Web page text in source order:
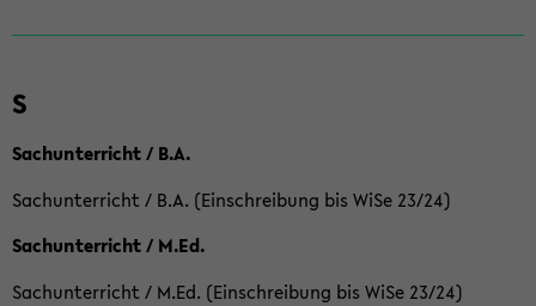
S
Sachunterricht / B.A.
Sachunterricht / B.A. (Einschreibung bis WiSe 23/24)
Sachunterricht / M.Ed.
Sachunterricht / M.Ed. (Einschreibung bis WiSe 23/24)